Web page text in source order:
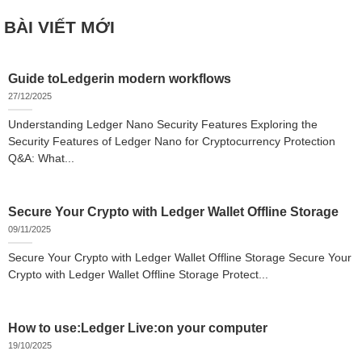
BÀI VIẾT MỚI
Guide toLedgerin modern workflows
27/12/2025
Understanding Ledger Nano Security Features Exploring the
Security Features of Ledger Nano for Cryptocurrency Protection
Q&A: What...
Secure Your Crypto with Ledger Wallet Offline Storage
09/11/2025
Secure Your Crypto with Ledger Wallet Offline Storage Secure Your
Crypto with Ledger Wallet Offline Storage Protect...
How to use:Ledger Live:on your computer
19/10/2025